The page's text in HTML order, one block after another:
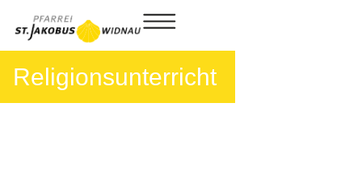
Religionsunterricht